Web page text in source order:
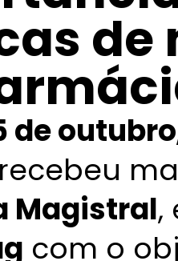
de
de outubro
recebeu
Magistral,
com o